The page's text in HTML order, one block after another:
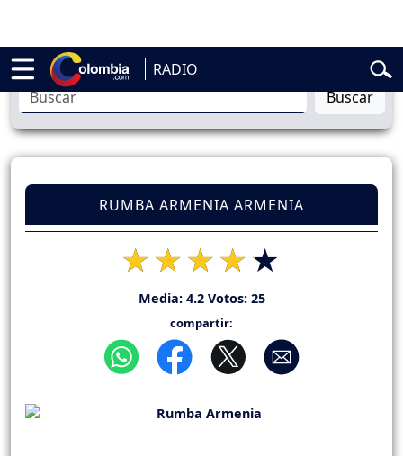
RADIO
de la Espriella Vuelta a Colombia
Buscar
RUMBA ARMENIA ARMENIA
Media: 4.2Votos: 25
compartir: